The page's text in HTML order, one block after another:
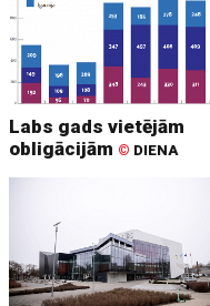
Labs gads vietējām
obligācijām © DIENA